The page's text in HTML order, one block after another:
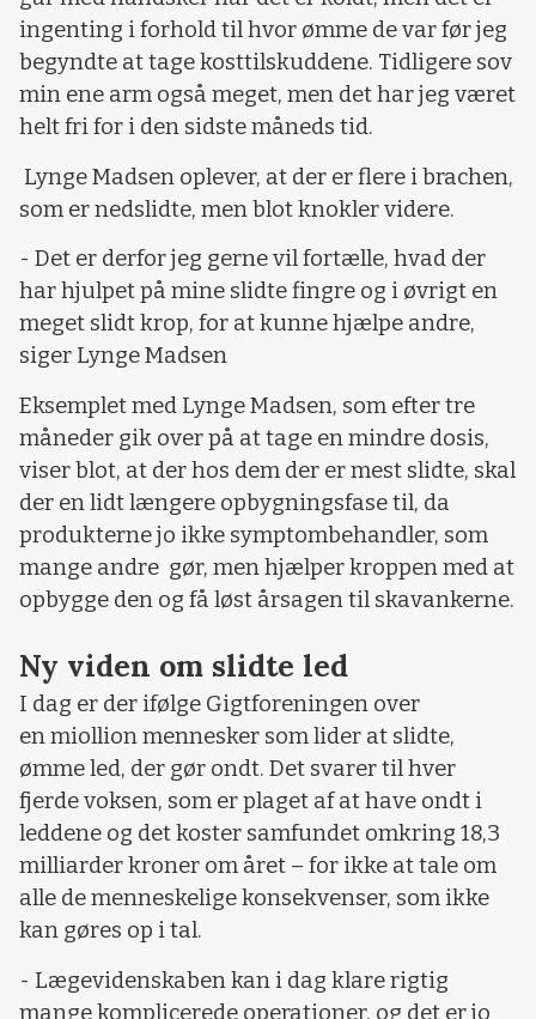
ingenting i forhold til hvor ømme de var før jeg
begyndte at tage kosttilskuddene. Tidligere sov
min ene arm også meget, men det har jeg været
helt fri for i den sidste måneds tid.
Lynge Madsen oplever, at der er flere i brachen,
som er nedslidte, men blot knokler videre.
- Det er derfor jeg gerne vil fortælle, hvad der
har hjulpet på mine slidte fingre og i øvrigt en
meget slidt krop, for at kunne hjælpe andre,
siger Lynge Madsen
Eksemplet med Lynge Madsen, som efter tre
måneder gik over på at tage en mindre dosis,
viser blot, at der hos dem der er mest slidte, skal
der en lidt længere opbygningsfase til, da
produkterne jo ikke symptombehandler, som
mange andre gør, men hjælper kroppen med at
opbygge den og få løst årsagen til skavankerne.
Ny viden om slidte led
I dag er der ifølge Gigtforeningen over
en miollion mennesker som lider at slidte,
ømme led, der gør ondt. Det svarer til hver
fjerde voksen, som er plaget af at have ondt i
leddene og det koster samfundet omkring 18,3
milliarder kroner om året – for ikke at tale om
alle de menneskelige konsekvenser, som ikke
kan gøres op i tal.
- Lægevidenskaben kan i dag klare rigtig
mange komplicerede operationer, og det er jo